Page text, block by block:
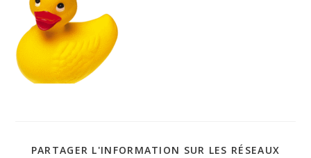
PARTAGER L'INFORMATION SUR LES RÉSEAUX